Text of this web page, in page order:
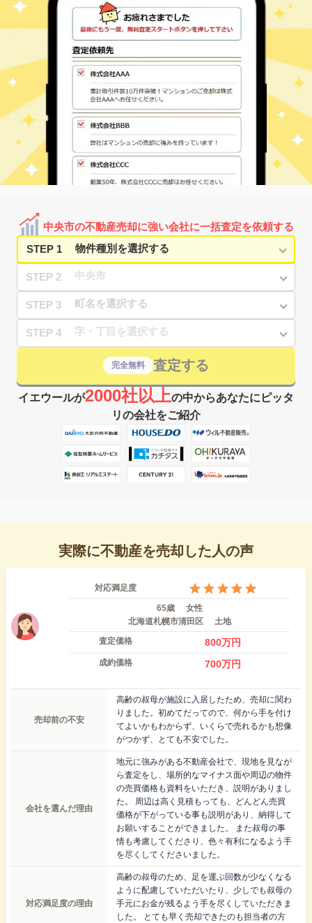
中央市の不動産売却に強い会社に一括査定を依頼する
STEP 1
STEP 2
STEP 3
STEP 4
完全無料 査定する
イエウールが2000社以上の中からあなたにピッタ
リの会社をご紹介
実際に不動産を売却した人の声
対応満足度
65歳
女性
北海道札幌市清田区
土地
査定価格
800万円
成約価格 700万円
売却前の不安
高齢の叔母が施設に入居したため、売却に関わ
りました。初めてだってので、何から手を付け
てよいかもわからず、いくらで売れるかも想像
がつかず、とても不安でした。
会社を選んだ理由
地元に強みがある不動産会社で、現地を見なが
ら査定をし、場所的なマイナス面や周辺の物件
の売買価格も資料をいただき、説明がありまし
た。 周辺は高く見積もっても、どんどん売買
価格が下がっている事も説明があり、納得して
お願いすることができました。 また叔母の事
情も考慮してくださり、色々有利になるよう手
を尽くしてくださいました。
対応満足度の理由
高齢の叔母のため、足を運ぶ回数が少なくなる
ように配慮していただいたり、少しでも叔母の
手元にお金が残るよう手を尽くしていただきま
した。 とても早く売却できたのも担当者の方